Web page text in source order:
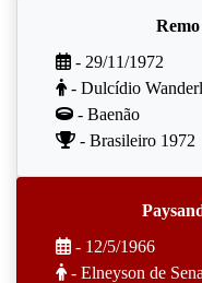
- 29/11/1972
- Dulcídio
- Baenão
- Brasileiro 1972
- 12/5/1966
- Elneyson de